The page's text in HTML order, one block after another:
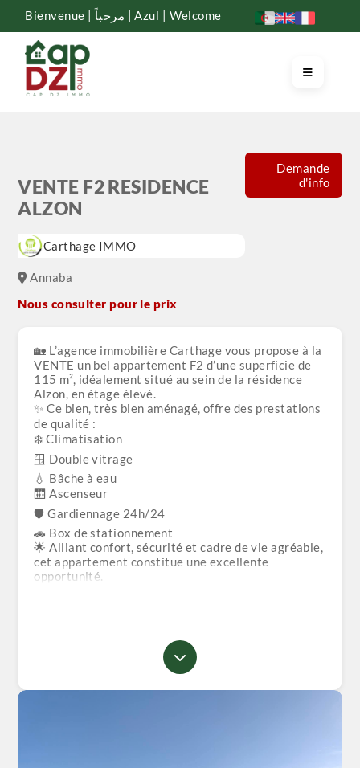
Bienvenue | مرحباً | Azul | Welcome
VENTE F2 RESIDENCE
ALZON
Carthage IMMO
Annaba
Nous consulter pour le prix
Demande
d'info
🏡 L’agence immobilière Carthage vous propose à la
VENTE un bel appartement F2 d’une superficie de
115 m², idéalement situé au sein de la résidence
Alzon, en étage élevé.
✨ Ce bien, très bien aménagé, offre des prestations
de qualité :
❄️ Climatisation
🪟 Double vitrage
💧 Bâche à eau
🛗 Ascenseur
🛡️ Gardiennage 24h/24
🚗 Box de stationnement
🌟 Alliant confort, sécurité et cadre de vie agréable,
cet appartement constitue une excellente
opportunité.
⚠️ NB : Crédit bancaire non accepté